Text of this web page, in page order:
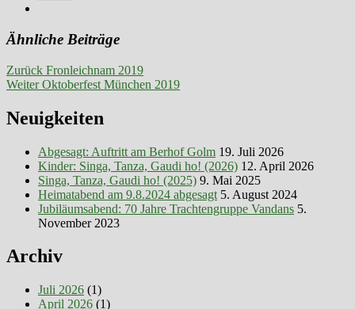
Ähnliche Beiträge
Beitragsnavigation
Zurück Vorheriger
Beitrag:
Fronleichnam 2019
Weiter Nächster
Oktoberfest München 2019
Neuigkeiten
Abgesagt: Auftritt am Berhof Golm 19. Juli 2026
Kinder: Singa, Tanza, Gaudi ho! (2026) 12. April 2026
Singa, Tanza, Gaudi ho! (2025) 9. Mai 2025
Heimatabend am 9.8.2024 abgesagt 5. August 2024
Jubiläumsabend: 70 Jahre Trachtengruppe Vandans 5.
November 2023
Archiv
Juli 2026 (1)
April 2026 (1)